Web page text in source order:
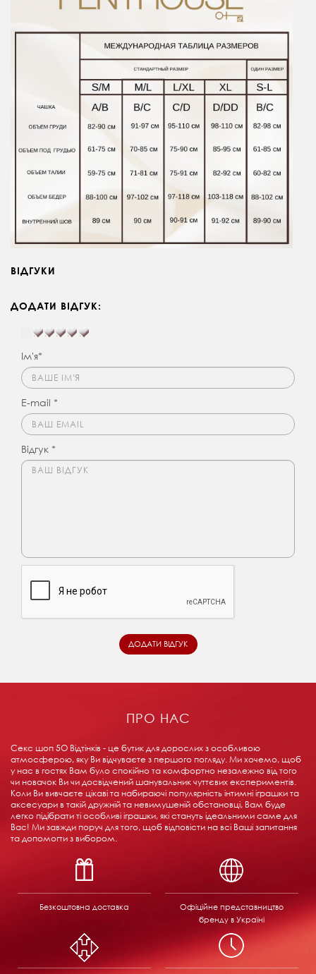
ВІДГУКИ
ДОДАТИ ВІДГУК:
Ім'я*
E-mail *
Відгук *
ПРО НАС
Секс шоп 5О Відтінків - це бутик для дорослих з особливою
атмосферою, яку Ви відчуваєте з першого погляду. Ми хочемо, щоб
у нас в гостях Вам було спокійно та комфортно незалежно від того
чи новачок Ви чи досвідчений шанувальник чуттєвих експериментів.
Коли Ви вивчаєте цікаві та набираючі популярність інтимні іграшки та
аксесуари в такій дружній та невимушеній обстановці, Вам буде
легко підібрати ті особливі іграшки, які стануть ідеальними саме для
Вас! Ми завжди поруч для того, щоб відповісти на всі Ваші запитання
та допомогти з вибором.
Безкоштовна доставка
Офіційне представництво
бренду в Україні